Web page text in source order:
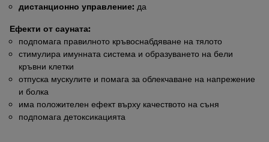
дистанционно управление:да
Ефекти от сауната:
подпомага правилното кръвоснабдяване на тялото
стимулира имунната система и образуването на бели
кръвни клетки
отпуска мускулите и помага за облекчаване на напрежение
и болка
има положителен ефект върху качеството на съня
подпомага детоксикацията